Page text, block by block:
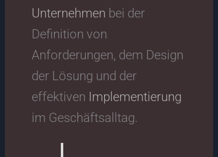
Unternehmen bei der
Definition von
Anforderungen, dem Design
der Lösung und der
effektiven Implementierung
im Geschäftsalltag.